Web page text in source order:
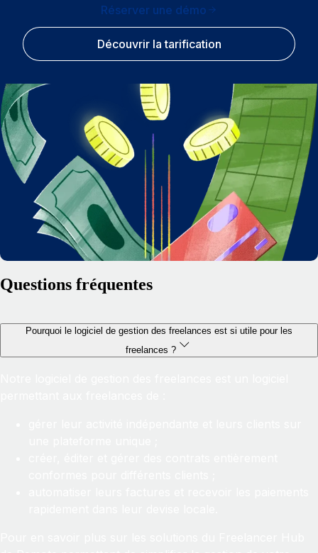
Réserver une démo
Découvrir la tarification
Questions fréquentes
Pourquoi le logiciel de gestion des freelances est si utile pour les
freelances ?